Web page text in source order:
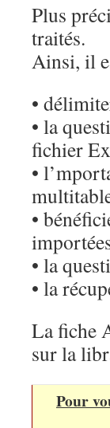
Plus
traités.
Ainsi, il
•
• la
fichier
•
•
• la
• la
La fiche
sur la
Pour